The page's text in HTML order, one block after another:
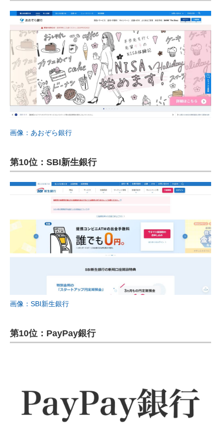
画像：あおぞら銀行
第10位：SBI新生銀行
画像：SBI新生銀行
第10位：PayPay銀行